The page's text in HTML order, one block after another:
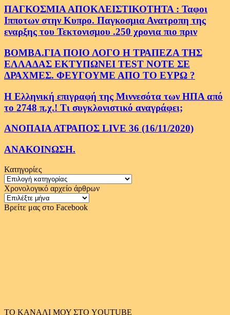
ΠΑΓΚΟΣΜΙΑ ΑΠΟΚΛΕΙΣΤΙΚΟΤΗΤΑ : Ταφοι
Ιπποτων στην Κυπρο. Παγκοσμια Ανατροπη της
εναρξης του Τεκτονισμου .250 χρονια πιο πριν
ΒΟΜΒΑ.ΓΙΑ ΠΟΙΟ ΛΟΓΟ Η ΤΡΑΠΕΖΑ ΤΗΣ
ΕΛΛΑΔΑΣ ΕΚΤΥΠΩΝΕΙ TEST NOTE ΣΕ
ΔΡΑΧΜΕΣ. ΦΕΥΓΟΥΜΕ ΑΠΟ ΤΟ ΕΥΡΩ ?
Η Ελληνική επιγραφή της Μιννεσότα των ΗΠΑ από
το 2748 π.χ.! Τι συγκλονιστικό αναγράφει;
ΑΝΟΠΑΙΑ ΑΤΡΑΠΟΣ LIVE 36 (16/11/2020)
ΑΝΑΚΟΙΝΩΣΗ.
Κατηγορίες
Κατηγορίες
Χρονολογικό αρχείο άρθρων
Χρονολογικό
αρχείο
Βρείτε μας στο Facebook
ΤΟ ΚΑΝΑΛΙ ΜΟΥ ΣΤΟ YOUTUBE